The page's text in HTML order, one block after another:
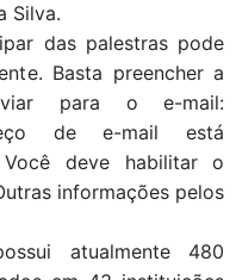
Silva.
das palestras pode
Basta preencher a
para o e-mail:
de e-mail está
deve habilitar o
informações pelos
atualmente 480